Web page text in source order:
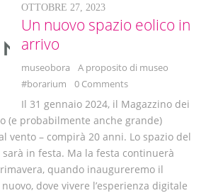
OTTOBRE 27, 2023
Un nuovo spazio eolico in
arrivo
museobora
A proposito di museo
#borarium
0 Comments
Il 31 gennaio 2024, il Magazzino dei
(e probabilmente anche grande)
vento – compirà 20 anni. Lo spazio del
in festa. Ma la festa continuerà
quando inaugureremo il
dove vivere l’esperienza digitale